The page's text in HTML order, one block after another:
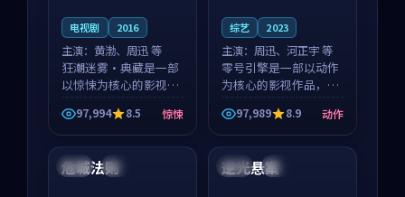
电视剧 2016
主演： 黄渤、周迅 等
狂潮迷雾·典藏是一部
以惊悚为核心的影视作
品，围绕危机、反转与
人物成长展开，整体节
奏紧凑，值得推荐观
看。
97,994 8.5 惊悚
综艺 2023
主演： 周迅、河正宇 等
零号引擎是一部以动作
为核心的影视作品，围
绕危机、反转与人物成
长展开，整体节奏紧
凑，值得推荐观看。
97,989 8.9 动作
中国 高分
危城法则 泰国 高分
逆光悬案